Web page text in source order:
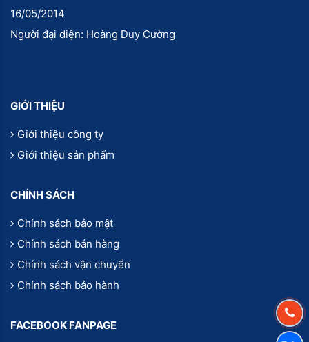
16/05/2014
Người đại diện: Hoàng Duy Cường
GIỚI THIỆU
Giới thiệu công ty
Giới thiệu sản phẩm
CHÍNH SÁCH
Chính sách bảo mật
Chính sách bán hàng
Chính sách vận chuyển
Chính sách bảo hành
FACEBOOK FANPAGE